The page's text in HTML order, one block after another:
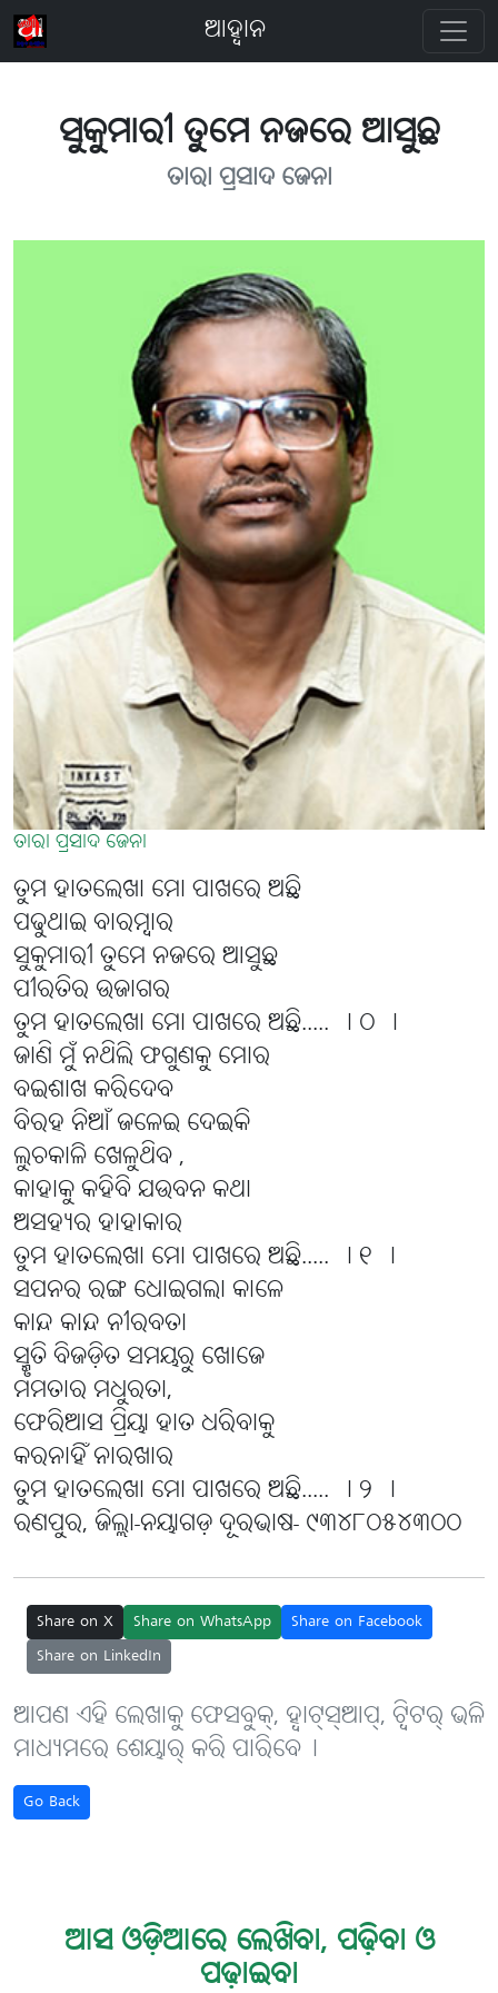
ଆହ୍ବାନ
ସୁକୁମାରୀ ତୁମେ ନଜରେ ଆସୁଛ
ତାରା ପ୍ରସାଦ ଜେନା
ତାରା ପ୍ରସାଦ ଜେନା
ତୁମ ହାତଲେଖା ମୋ ପାଖରେ ଅଛି
ପଢୁଥାଇ ବାରମ୍ବାର
ସୁକୁମାରୀ ତୁମେ ନଜରେ ଆସୁଛ
ପୀରତିର ଉଜାଗର
ତୁମ ହାତଲେଖା ମୋ ପାଖରେ ଅଛି..... । ୦ ।
ଜାଣି ମୁଁ ନଥିଲି ଫଗୁଣକୁ ମୋର
ବଇଶାଖ କରିଦେବ
ବିରହ ନିଆଁ ଜଳେଇ ଦେଇକି
ଲୁଚକାଳି ଖେଳୁଥିବ ,
କାହାକୁ କହିବି ଯଉବନ କଥା
ଅସହ୍ୟର ହାହାକାର
ତୁମ ହାତଲେଖା ମୋ ପାଖରେ ଅଛି..... । ୧ ।
ସପନର ରଙ୍ଗ ଧୋଇଗଲା କାଳେ
କାନ୍ଦ କାନ୍ଦ ନୀରବତା
ସ୍ମୃତି ବିଜଡ଼ିତ ସମୟରୁ ଖୋଜେ
ମମତାର ମଧୁରତା,
ଫେରିଆସ ପ୍ରିୟା ହାତ ଧରିବାକୁ
କରନାହିଁ ନାରଖାର
ତୁମ ହାତଲେଖା ମୋ ପାଖରେ ଅଛି..... । ୨ ।
ରଣପୁର, ଜିଲ୍ଲା-ନୟାଗଡ଼ ଦୂରଭାଷ- ୯୩୪୮୦୫୪୩୦୦
Share on X Share on WhatsApp
Share on Facebook
Share on LinkedIn
ଆପଣ ଏହି ଲେଖାକୁ ଫେସବୁକ୍, ହ୍ବାଟ୍‌ସ୍‌ଆପ୍, ଟ୍ବିଟର୍ ଭଳି
ମାଧ୍ୟମରେ ଶେୟାର୍ କରି ପାରିବେ୤
Go Back
ଆସ ଓଡ଼ିଆରେ ଲେଖିବା, ପଢ଼ିବା ଓ
ପଢ଼ାଇବା